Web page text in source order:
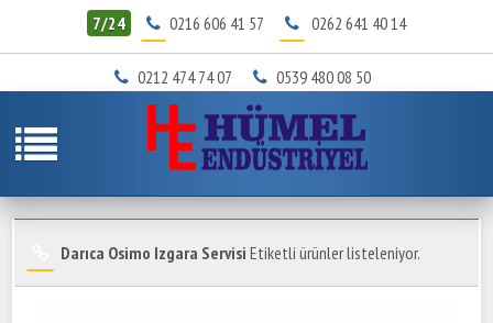
7/24 0216 606 41 57 0262 641 40 14
0212 474 74 07 0539 480 08 50
Darıca Osimo Izgara Servisi Etiketli ürünler listeleniyor.